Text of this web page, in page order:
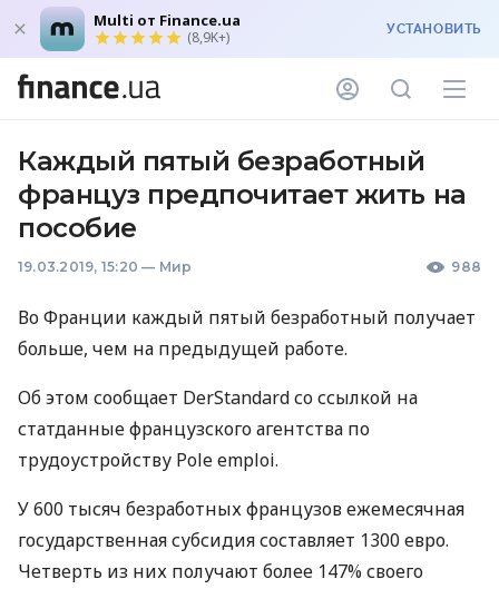
Multi от Finance.ua
(8,9K+) УСТАНОВИТЬ
Каждый пятый безработный
француз предпочитает жить на
пособие
19.03.2019, 15:20 — Мир 988
Во Франции каждый пятый безработный получает
больше, чем на предыдущей работе.
Об этом сообщает DerStandard со ссылкой на
статданные французского агентства по
трудоустройству Pole emploi.
У 600 тысяч безработных французов ежемесячная
государственная субсидия составляет 1300 евро.
Четверть из них получают более 147% своего